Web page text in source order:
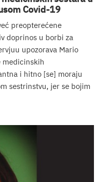
Covid-19
preopterećene
doprinos u borbi za
upozorava Mario
medicinskih
i hitno [se] moraju
sestrinstvu, jer se bojim